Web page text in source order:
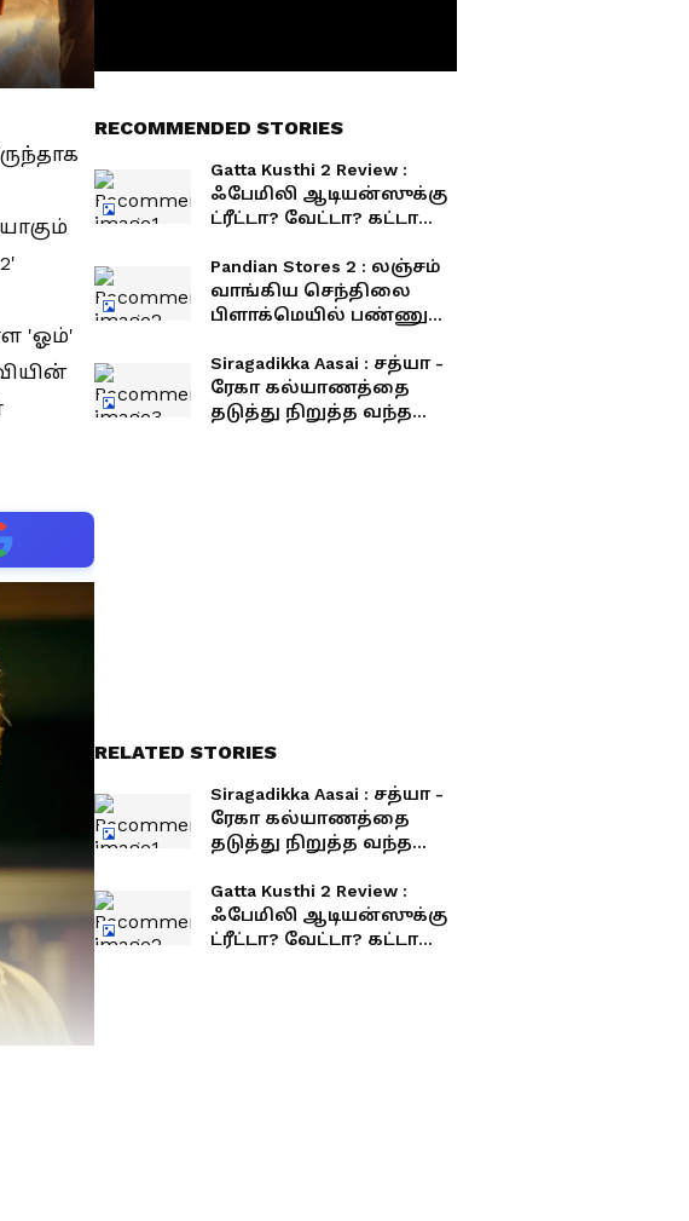
'ஓம்'
RECOMMENDED STORIES
Gatta Kusthi 2 Review :
ஃபேமிலி ஆடியன்ஸுக்கு
ட்ரீட்டா? வேட்டா? கட்டா
Pandian Stores 2 : லஞ்சம்
வாங்கிய செந்திலை
பிளாக்மெயில் பண்ணும்
ஆனாரா ராஜி?
Siragadikka Aasai : சத்யா -
ரேகா கல்யாணத்தை
தடுத்து நிறுத்த வந்த
RELATED STORIES
Siragadikka Aasai : சத்யா -
ரேகா கல்யாணத்தை
தடுத்து நிறுத்த வந்த
விஜயாவின் சூழ்ச்சி..!
Gatta Kusthi 2 Review :
ஃபேமிலி ஆடியன்ஸுக்கு
ட்ரீட்டா? வேட்டா? கட்டா